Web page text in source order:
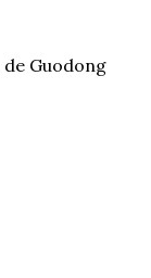
Guodong